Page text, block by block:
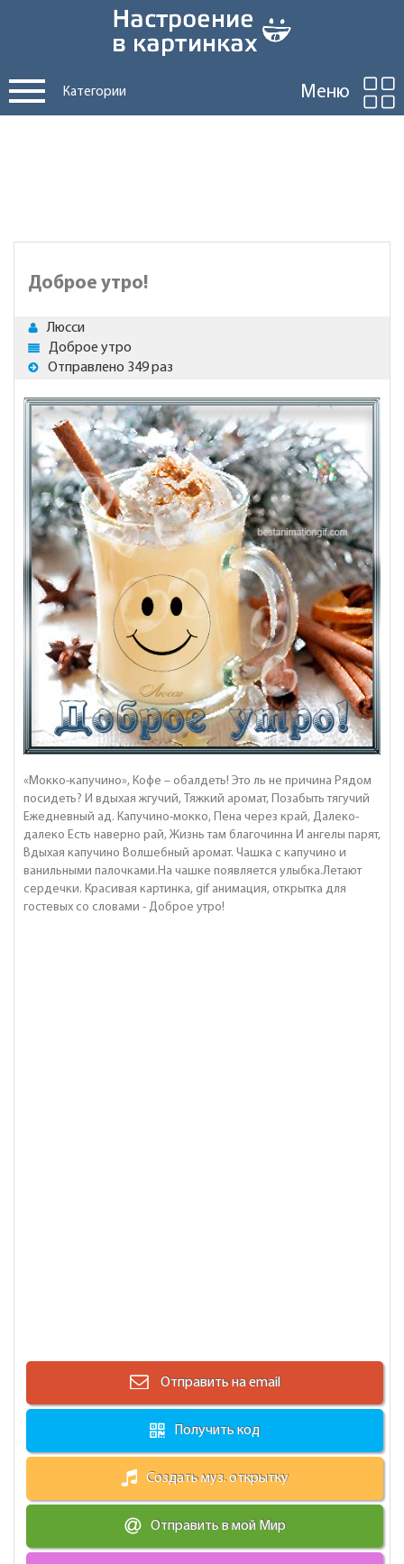
Категории Меню
Доброе утро!
Люсси
Доброе утро
Отправлено 349 раз
«Мокко-капучино», Кофе – обалдеть! Это ль не причина Рядом
посидеть? И вдыхая жгучий, Тяжкий аромат, Позабыть тягучий
Ежедневный ад. Капучино-мокко, Пена через край, Далеко-
далеко Есть наверно рай, Жизнь там благочинна И ангелы парят,
Вдыхая капучино Волшебный аромат. Чашка с капучино и
ванильными палочками.На чашке появляется улыбка.Летают
сердечки. Красивая картинка, gif анимация, открытка для
гостевых со словами - Доброе утро!
Отправить на email
Получить код
Создать муз. открытку
Отправить в мой Мир